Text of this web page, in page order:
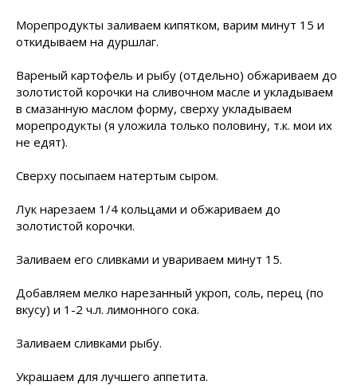
Морепродукты заливаем кипятком, варим минут 15 и
откидываем на дуршлаг.
Вареный картофель и рыбу (отдельно) обжариваем до
золотистой корочки на сливочном масле и укладываем
в смазанную маслом форму, сверху укладываем
морепродукты (я уложила только половину, т.к. мои их
не едят).
Сверху посыпаем натертым сыром.
Лук нарезаем 1/4 кольцами и обжариваем до
золотистой корочки.
Заливаем его сливками и увариваем минут 15.
Добавляем мелко нарезанный укроп, соль, перец (по
вкусу) и 1-2 ч.л. лимонного сока.
Заливаем сливками рыбу.
Украшаем для лучшего аппетита.